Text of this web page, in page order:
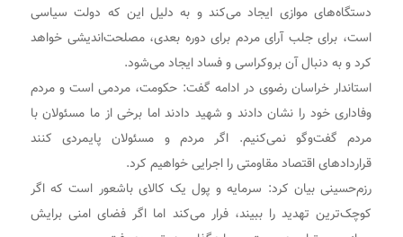
دستگاه‌های موازی ایجاد می‌کند و به دلیل این که دولت سیاسی
است، برای جلب آرای مردم برای دوره بعدی، مصلحت‌اندیشی خواهد
کرد و به دنبال آن بروکراسی و فساد ایجاد می‌شود.
استاندار خراسان رضوی در ادامه گفت: حکومت، مردمی است و مردم
وفاداری خود را نشان دادند و شهید دادند اما برخی از ما مسئولان با
مردم گفت‌و‌گو نمی‌کنیم. اگر مردم و مسئولان پایمردی کنند
قراردادهای اقتصاد مقاومتی را اجرایی خواهیم کرد.
رزم‌حسینی بیان کرد: سرمایه و پول یک کالای باشعور است که اگر
کوچک‌ترین تهدید را ببیند، فرار می‌کند اما اگر فضای امنی برایش